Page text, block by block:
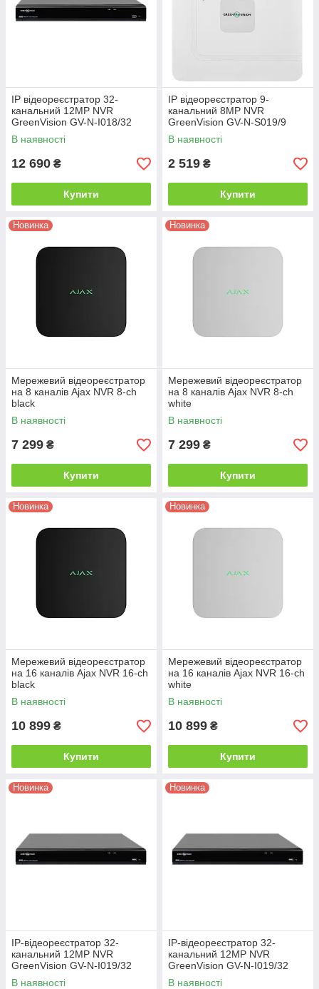
IP відеореєстратор 32-
канальний 12MP NVR
GreenVision GV-N-I018/32
12MP (V2)
В наявності
12 690 ₴
Купити
IP відеореєстратор 9-
канальний 8MP NVR
GreenVision GV-N-S019/9
(Lite)
В наявності
2 519 ₴
Купити
Новинка
Мережевий відеореєстратор
на 8 каналів Ajax NVR 8-ch
black
В наявності
7 299 ₴
Купити
Новинка
Мережевий відеореєстратор
на 8 каналів Ajax NVR 8-ch
white
В наявності
7 299 ₴
Купити
Новинка
Мережевий відеореєстратор
на 16 каналів Ajax NVR 16-ch
black
В наявності
10 899 ₴
Купити
Новинка
Мережевий відеореєстратор
на 16 каналів Ajax NVR 16-ch
white
В наявності
10 899 ₴
Купити
Новинка
IP-відеореєстратор 32-
канальний 12MP NVR
GreenVision GV-N-I019/32
12MP
В наявності
Новинка
IP-відеореєстратор 32-
канальний 12MP NVR
GreenVision GV-N-I019/32
12MP (V2)
В наявності